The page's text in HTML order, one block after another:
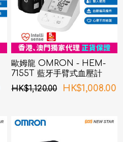
歐姆龍 OMRON - HEM-
7155T 藍牙手臂式血壓計
HK$1,120.00
HK$1,008.00